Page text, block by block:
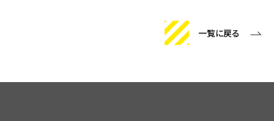
一覧に戻る